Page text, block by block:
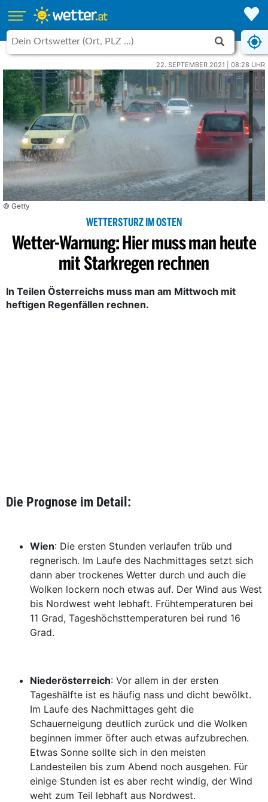
22. SEPTEMBER 2021 | 08:28 UHR
© Getty
WETTERSTURZ IM OSTEN
Wetter-Warnung: Hier muss man heute
mit Starkregen rechnen
In Teilen Österreichs muss man am Mittwoch mit
heftigen Regenfällen rechnen.
Die Prognose im Detail:
Wien: Die ersten Stunden verlaufen trüb und
regnerisch. Im Laufe des Nachmittages setzt sich
dann aber trockenes Wetter durch und auch die
Wolken lockern noch etwas auf. Der Wind aus West
bis Nordwest weht lebhaft. Frühtemperaturen bei
11 Grad, Tageshöchsttemperaturen bei rund 16
Grad.
Niederösterreich: Vor allem in der ersten
Tageshälfte ist es häufig nass und dicht bewölkt.
Im Laufe des Nachmittages geht die
Schauerneigung deutlich zurück und die Wolken
beginnen immer öfter auch etwas aufzubrechen.
Etwas Sonne sollte sich in den meisten
Landesteilen bis zum Abend noch ausgehen. Für
einige Stunden ist es aber recht windig, der Wind
weht zum Teil lebhaft aus Nordwest.